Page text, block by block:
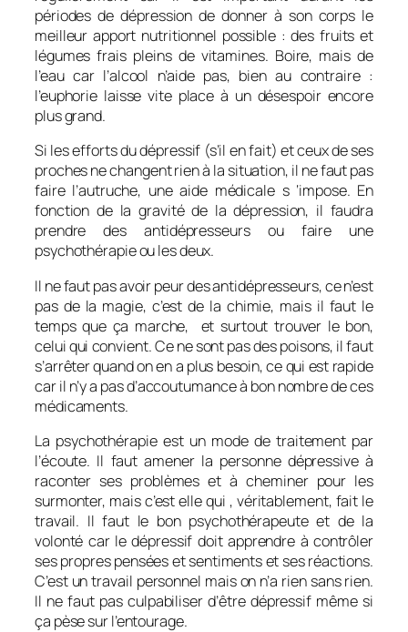
périodes de dépression de donner à son corps le
meilleur apport nutritionnel possible : des fruits et
légumes frais pleins de vitamines. Boire, mais de
l’eau car l’alcool n’aide pas, bien au contraire :
l’euphorie laisse vite place à un désespoir encore
plus grand.
Si les efforts du dépressif (s’il en fait) et ceux de ses
proches ne changent rien à la situation, il ne faut pas
faire l’autruche, une aide médicale s ‘impose. En
fonction de la gravité de la dépression, il faudra
prendre des antidépresseurs ou faire une
psychothérapie ou les deux.
Il ne faut pas avoir peur des antidépresseurs, ce n’est
pas de la magie, c’est de la chimie, mais il faut le
temps que ça marche, et surtout trouver le bon,
celui qui convient. Ce ne sont pas des poisons, il faut
s’arrêter quand on en a plus besoin, ce qui est rapide
car il n’y a pas d’accoutumance à bon nombre de ces
médicaments.
La psychothérapie est un mode de traitement par
l’écoute. Il faut amener la personne dépressive à
raconter ses problèmes et à cheminer pour les
surmonter, mais c’est elle qui , véritablement, fait le
travail. Il faut le bon psychothérapeute et de la
volonté car le dépressif doit apprendre à contrôler
ses propres pensées et sentiments et ses réactions.
C’est un travail personnel mais on n’a rien sans rien.
Il ne faut pas culpabiliser d’être dépressif même si
ça pèse sur l’entourage.